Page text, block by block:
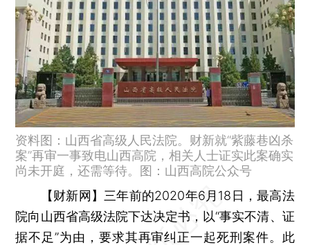
资料图：山西省高级人民法院。财新就“紫藤巷凶杀
案”再审一事致电山西高院，相关人士证实此案确实
尚未开庭，还需等待。图：山西高院公众号
【财新网】 三年前的2020年6月18日，最高法
院向山西省高级法院下达决定书，以“事实不清、证
据不足”为由，要求其再审纠正一起死刑案件。此